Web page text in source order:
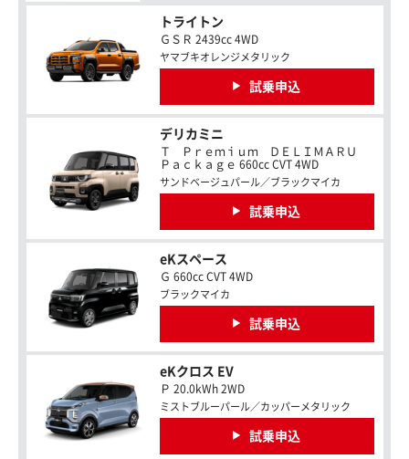
トライトン
ＧＳＲ 2439cc 4WD
ヤマブキオレンジメタリック
試乗申込
デリカミニ
Ｔ Ｐｒｅｍｉｕｍ ＤＥＬＩＭＡＲＵ
Ｐａｃｋａｇｅ 660cc CVT 4WD
サンドベージュパール／ブラックマイカ
試乗申込
eKスペース
Ｇ 660cc CVT 4WD
ブラックマイカ
試乗申込
eKクロス EV
Ｐ 20.0kWh 2WD
ミストブルーパール／カッパーメタリック
試乗申込